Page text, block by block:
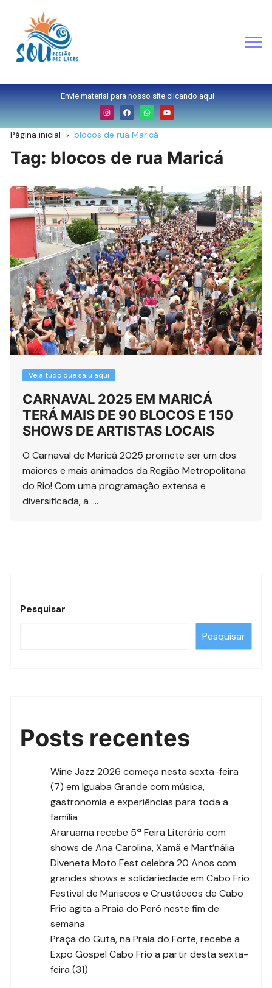
Envie material para nosso site clicando aqui
Página inicial blocos de rua Maricá
Tag: blocos de rua Maricá
Veja tudo que saiu aqui
CARNAVAL 2025 EM MARICÁ
TERÁ MAIS DE 90 BLOCOS E 150
SHOWS DE ARTISTAS LOCAIS
O Carnaval de Maricá 2025 promete ser um dos
maiores e mais animados da Região Metropolitana
do Rio! Com uma programação extensa e
diversificada, a ….
Pesquisar
Pesquisar
Posts recentes
Wine Jazz 2026 começa nesta sexta-feira
(7) em Iguaba Grande com música,
gastronomia e experiências para toda a
família
Araruama recebe 5ª Feira Literária com
shows de Ana Carolina, Xamã e Mart’nália
Diveneta Moto Fest celebra 20 Anos com
grandes shows e solidariedade em Cabo Frio
Festival de Mariscos e Crustáceos de Cabo
Frio agita a Praia do Peró neste fim de
semana
Praça do Guta, na Praia do Forte, recebe a
Expo Gospel Cabo Frio a partir desta sexta-
feira (31)